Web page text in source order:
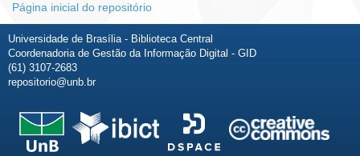
Página inicial do repositório
Universidade de Brasília - Biblioteca Central
Coordenadoria de Gestão da Informação Digital - GID
(61) 3107-2683
repositorio@unb.br